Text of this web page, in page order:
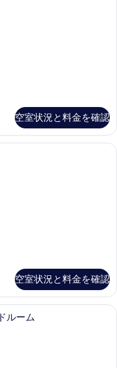
空室状況と料金を確認
ム ダブルベッド 2 台 | エジプト
空室状況と料金を確認
ジデンシャル スイート 2 ベッド
ルーム